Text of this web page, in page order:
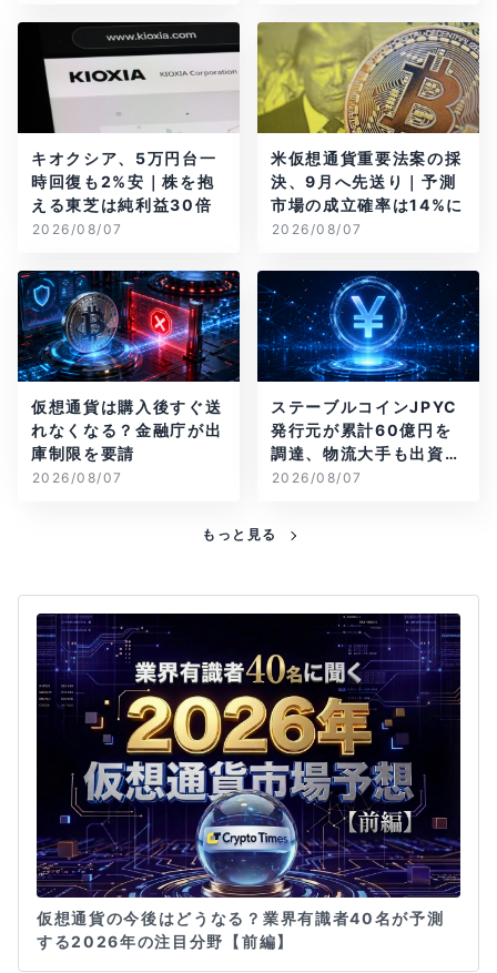
キオクシア、5万円台一
時回復も2%安｜株を抱
える東芝は純利益30倍
2026/08/07
米仮想通貨重要法案の採
決、9月へ先送り｜予測
市場の成立確率は14%に
2026/08/07
仮想通貨は購入後すぐ送
れなくなる？金融庁が出
庫制限を要請
2026/08/07
ステーブルコインJPYC
発行元が累計60億円を
調達、物流大手も出資参
画
2026/08/07
もっと見る
仮想通貨の今後はどうなる？業界有識者40名が予測
する2026年の注目分野【前編】